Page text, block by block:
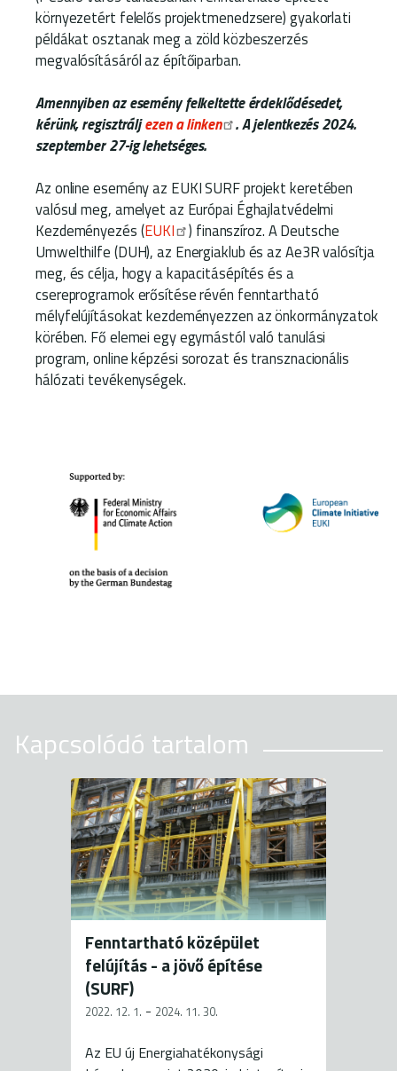
környezetért felelős projektmenedzsere) gyakorlati
példákat osztanak meg a zöld közbeszerzés
megvalósításáról az építőiparban.
Amennyiben az esemény felkeltette érdeklődésedet,
kérünk, regisztráljezen a linken .A jelentkezés 2024.
szeptember 27-ig lehetséges.
Az online esemény az EUKI SURF projekt keretében
valósul meg, amelyet az Európai Éghajlatvédelmi
Kezdeményezés (EUKI
) finanszíroz. A Deutsche
Umwelthilfe (DUH), az Energiaklub és az Ae3R valósítja
meg, és célja, hogy a kapacitásépítés és a
csereprogramok erősítése révén fenntartható
mélyfelújításokat kezdeményezzen az önkormányzatok
körében. Fő elemei egy egymástól való tanulási
program, online képzési sorozat és transznacionális
hálózati tevékenységek.
Kapcsolódó tartalom
Fenntartható középület
felújítás - a jövő építése
(SURF)
2022. 12. 1. - 2024. 11. 30.
Az EU új Energiahatékonysági